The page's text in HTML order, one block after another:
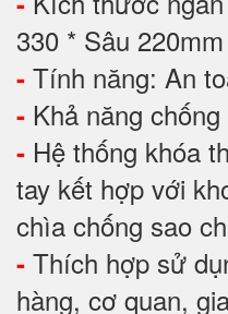
330 * Sâu 220mm
- Tính năng: An
- Khả năng
- Hệ thống khóa
tay kết hợp với
chìa chống sao
- Thích hợp sử
hàng, cơ quan,